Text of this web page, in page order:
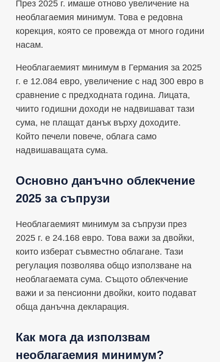
През 2025 г. имаше отново увеличение на
необлагаемия минимум. Това е редовна
корекция, която се провежда от много години
насам.
Необлагаемият минимум в Германия за 2025
г. е 12.084 евро, увеличение с над 300 евро в
сравнение с предходната година. Лицата,
чиито годишни доходи не надвишават тази
сума, не плащат данък върху доходите.
Който печели повече, облага само
надвишаващата сума.
Основно данъчно облекчение
2025 за съпрузи
Необлагаемият минимум за съпрузи през
2025 г. е 24.168 евро. Това важи за двойки,
които изберат съвместно облагане. Тази
регулация позволява общо използване на
необлагаемата сума. Същото облекчение
важи и за пенсионни двойки, които подават
обща данъчна декларация.
Как мога да използвам
необлагаемия минимум?